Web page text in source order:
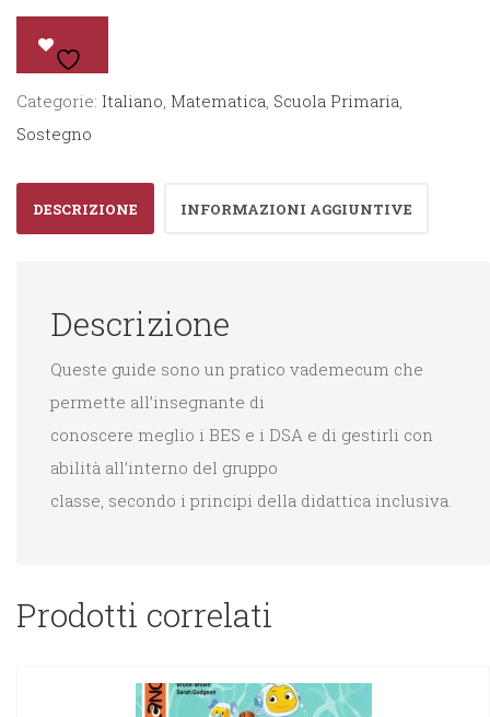
con
gli
DSA
1°-2°-3°
Categorie: Italiano, Matematica, Scuola Primaria,
Sostegno
DESCRIZIONE INFORMAZIONI AGGIUNTIVE
Descrizione
Queste guide sono un pratico vademecum che
permette all’insegnante di
conoscere meglio i BES e i DSA e di gestirli con
abilità all’interno del gruppo
classe, secondo i principi della didattica inclusiva.
Prodotti correlati